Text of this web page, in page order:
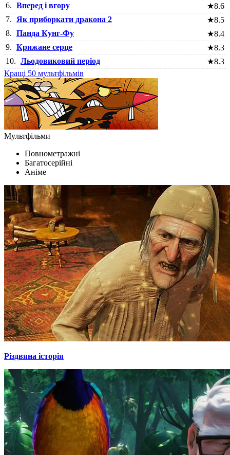
6. Вперед і вгору ★8.6
7.
Як приборкати дракона 2 ★8.5
8. Панда Кунг-Фу ★8.4
9. Крижане серце ★8.3
10. Льодовиковий період ★8.3
Кращі 50 мультфільмів
Мультфільми
Повнометражні
Багатосерійні
Аніме
Різдвяна історія